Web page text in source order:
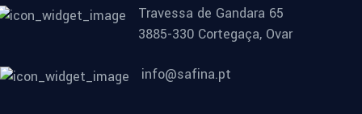
Travessa de Gandara 65
3885-330 Cortegaça, Ovar
info@safina.pt